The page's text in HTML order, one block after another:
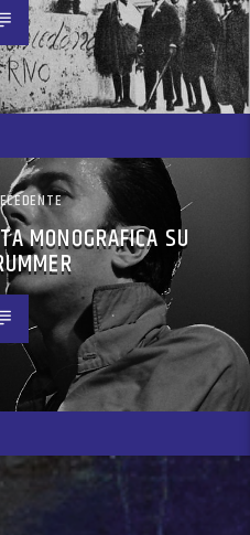
MONOGRAFICA SU